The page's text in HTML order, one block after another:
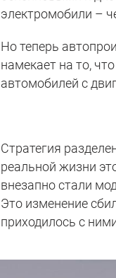
электромобили –
Но теперь
намекает на то,
автомобилей с
Стратегия
реальной жизни
внезапно стали
Это изменение
приходилось с